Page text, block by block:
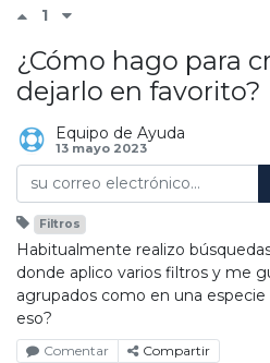
1
¿Cómo hago para
dejarlo en favorito?
Equipo de Ayuda
13 mayo 2023
Filtros
Habitualmente realizo
donde aplico varios filtros y me
agrupados como en una
eso?
Comentar Compartir